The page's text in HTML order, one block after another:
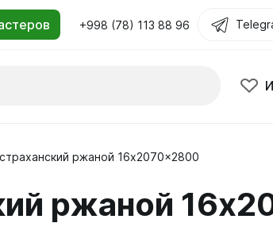
+998 (78) 113 88 96
ржаной 16x2070x2800
ржаной